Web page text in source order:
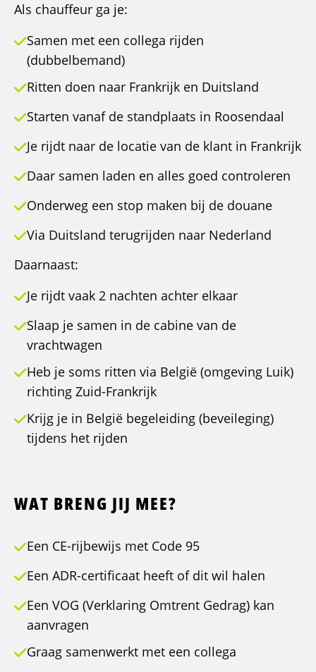
Als chauffeur ga je:
Samen met een collega rijden
(dubbelbemand)
Ritten doen naar Frankrijk en Duitsland
Starten vanaf de standplaats in Roosendaal
Je rijdt naar de locatie van de klant in Frankrijk
Daar samen laden en alles goed controleren
Onderweg een stop maken bij de douane
Via Duitsland terugrijden naar Nederland
Daarnaast:
Je rijdt vaak 2 nachten achter elkaar
Slaap je samen in de cabine van de
vrachtwagen
Heb je soms ritten via België (omgeving Luik)
richting Zuid-Frankrijk
Krijg je in België begeleiding (beveileging)
tijdens het rijden
WAT BRENG JIJ MEE?
Een CE-rijbewijs met Code 95
Een ADR-certificaat heeft of dit wil halen
Een VOG (Verklaring Omtrent Gedrag) kan
aanvragen
Graag samenwerkt met een collega